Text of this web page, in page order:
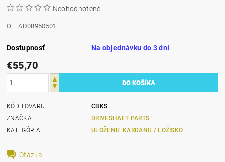
Neohodnotené
OE: AD08950501
Dostupnosť Na objednávku do 3 dní
€55,70
KÓD TOVARU
CBKS
ZNAČKA
DRIVESHAFT PARTS
KATEGÓRIA
ULOŽENIE KARDANU / LOŽISKO
Otázka